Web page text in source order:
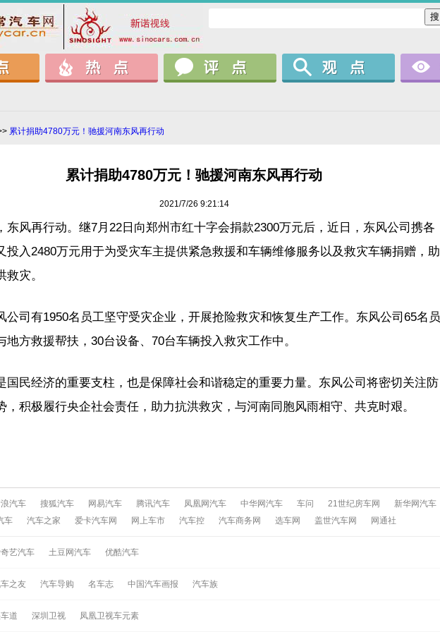
累计捐助4780万元！驰援河南东风再行动
累计捐助4780万元！驰援河南东风再行动
2021/7/26 9:21:14
东风再行动。继7月22日向郑州市红十字会捐款2300万元后，近日，东风公司携各
投入2480万元用于为受灾车主提供紧急救援和车辆维修服务以及救灾车辆捐赠，助
救灾。
公司有1950名员工坚守受灾企业，开展抢险救灾和恢复生产工作。东风公司65名员
地方救援帮扶，30台设备、70台车辆投入救灾工作中。
国民经济的重要支柱，也是保障社会和谐稳定的重要力量。东风公司将密切关注防
，积极履行央企社会责任，助力抗洪救灾，与河南同胞风雨相守、共克时艰。
汽车 搜狐汽车 网易汽车 腾讯汽车 凤凰网汽车 中华网汽车 车问 21世纪房车网 新华网汽车
车 汽车之家 爱卡汽车网 网上车市 汽车控 汽车商务网 选车网 盖世汽车网 网通社
艺汽车 土豆网汽车 优酷汽车
之友 汽车导购 名车志 中国汽车画报 汽车族
道 深圳卫视 凤凰卫视车元素